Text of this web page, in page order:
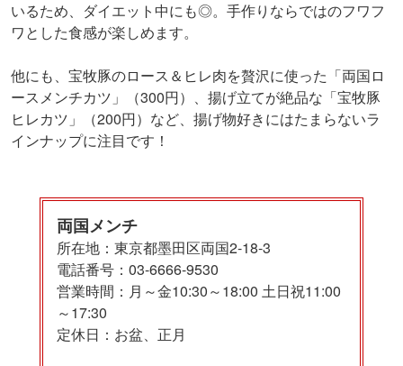
いるため、ダイエット中にも◎。手作りならではのフワフ
ワとした食感が楽しめます。
他にも、宝牧豚のロース＆ヒレ肉を贅沢に使った「両国ロ
ースメンチカツ」（300円）、揚げ立てが絶品な「宝牧豚
ヒレカツ」（200円）など、揚げ物好きにはたまらないラ
インナップに注目です！
両国メンチ
所在地：東京都墨田区両国2-18-3
電話番号：03-6666-9530
営業時間：月～金10:30～18:00 土日祝11:00
～17:30
定休日：お盆、正月